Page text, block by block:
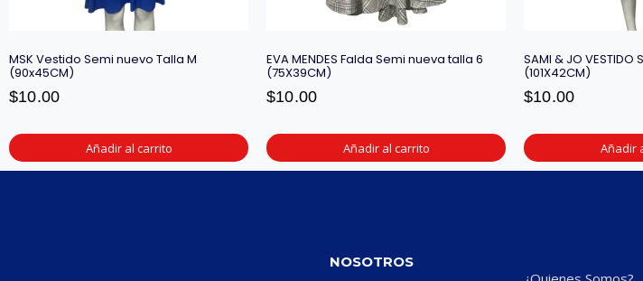
MSK Vestido Semi nuevo Talla M
(90x45CM)
$10.00
Añadir al carrito
EVA MENDES Falda Semi nueva talla 6
(75X39CM)
$10.00
Añadir al carrito
SAMI & JO
(101X42CM)
$10.00
Añadir
NOSOTROS